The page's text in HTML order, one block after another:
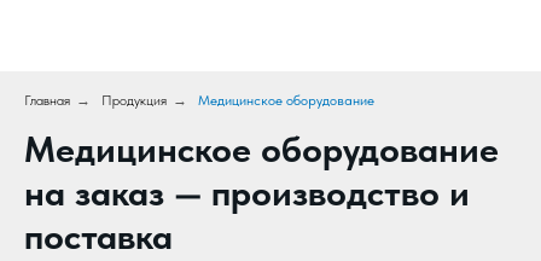
Главная → Продукция → Медицинское оборудование
Медицинское оборудование
на заказ — производство и
поставка